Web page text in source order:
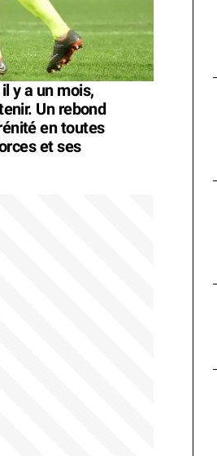
y a un mois,
Un rebond
en toutes
et ses